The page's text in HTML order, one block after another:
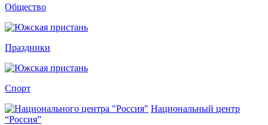
Общество
Праздники
Спорт
Национальный центр
“Россия”